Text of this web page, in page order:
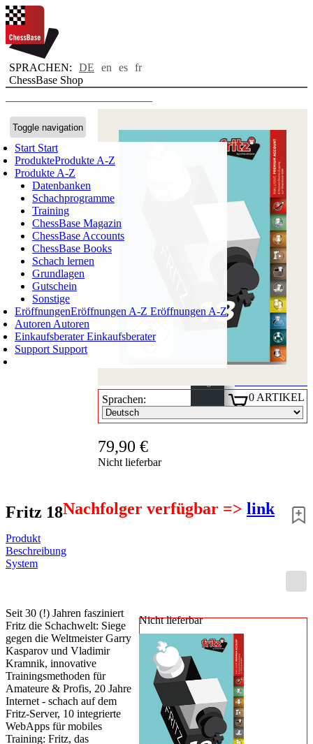
SPRACHEN: DE en es fr
ChessBase Shop
Toggle navigation
Start Start
ProdukteProdukte A-Z
Produkte A-Z
Datenbanken
Schachprogramme
Training
ChessBase Magazin
ChessBase Accounts
ChessBase Books
Schach lernen
Grundlagen
Gutschein
Sonstige
EröffnungenEröffnungen A-Z Eröffnungen A-Z
Autoren Autoren
EinkaufsberaterEinkaufsberater
Support Support
0 ARTIKEL
0,00 €
✔
Sprachen:
79,90 €
Nicht lieferbar
Fritz 18Nachfolger verfügbar => link
Produkt
Beschreibung
System
Nicht lieferbar
Seit 30 (!) Jahren fasziniert
Fritz die Schachwelt: Siege
gegen die Weltmeister Garry
Kasparov und Vladimir
Kramnik, innovative
Trainingsmethoden für
Amateure & Profis, 20 Jahre
Internet - schach auf dem
Fritz-Server, 10 integrierte
WebApps für mobiles
Training: Fritz, das